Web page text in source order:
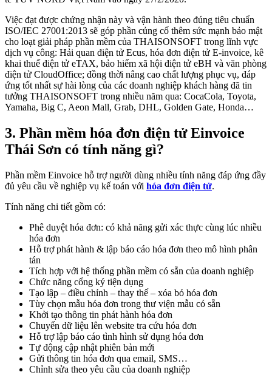
Việc đạt được chứng nhận này và vận hành theo đúng tiêu chuẩn
ISO/IEC 27001:2013 sẽ góp phần củng cố thêm sức mạnh bảo mật
cho loạt giải pháp phần mềm của THAISONSOFT trong lĩnh vực
dịch vụ công: Hải quan điện tử Ecus, hóa đơn điện tử E-invoice, kê
khai thuế điện tử eTAX, bảo hiểm xã hội điện tử eBH và văn phòng
điện tử CloudOffice; đồng thời nâng cao chất lượng phục vụ, đáp
ứng tốt nhất sự hài lòng của các doanh nghiệp khách hàng đã tin
tưởng THAISONSOFT trong nhiều năm qua: CocaCola, Toyota,
Yamaha, Big C, Aeon Mall, Grab, DHL, Golden Gate, Honda…
3. Phần mềm hóa đơn điện tử Einvoice
Thái Sơn có tính năng gì?
Phần mềm Einvoice hỗ trợ người dùng nhiều tính năng đáp ứng đầy
đủ yêu cầu về nghiệp vụ kế toán với hóa đơn điện tử.
Tính năng chi tiết gồm có:
Phê duyệt hóa đơn: có khả năng gửi xác thực cùng lúc nhiều
hóa đơn
Hỗ trợ phát hành & lập báo cáo hóa đơn theo mô hình phân
tán
Tích hợp với hệ thống phần mềm có sẵn của doanh nghiệp
Chức năng cổng ký tiện dụng
Tạo lập – điều chỉnh – thay thế – xóa bỏ hóa đơn
Tùy chọn mẫu hóa đơn trong thư viện mẫu có sẵn
Khởi tạo thông tin phát hành hóa đơn
Chuyển dữ liệu lên website tra cứu hóa đơn
Hỗ trợ lập báo cáo tình hình sử dụng hóa đơn
Tự động cập nhật phiên bản mới
Gửi thông tin hóa đơn qua email, SMS…
Chỉnh sửa theo yêu cầu của doanh nghiệp